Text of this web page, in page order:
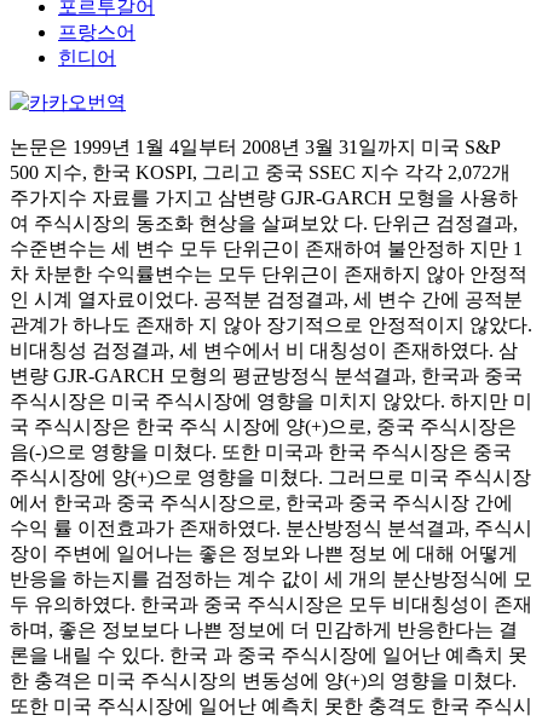
포르투갈어
프랑스어
힌디어
논문은 1999년 1월 4일부터 2008년 3월 31일까지 미국 S&P
500 지수, 한국 KOSPI, 그리고 중국 SSEC 지수 각각 2,072개
주가지수 자료를 가지고 삼변량 GJR-GARCH 모형을 사용하
여 주식시장의 동조화 현상을 살펴보았 다. 단위근 검정결과,
수준변수는 세 변수 모두 단위근이 존재하여 불안정하 지만 1
차 차분한 수익률변수는 모두 단위근이 존재하지 않아 안정적
인 시계 열자료이었다. 공적분 검정결과, 세 변수 간에 공적분
관계가 하나도 존재하 지 않아 장기적으로 안정적이지 않았다.
비대칭성 검정결과, 세 변수에서 비 대칭성이 존재하였다. 삼
변량 GJR-GARCH 모형의 평균방정식 분석결과, 한국과 중국
주식시장은 미국 주식시장에 영향을 미치지 않았다. 하지만 미
국 주식시장은 한국 주식 시장에 양(+)으로, 중국 주식시장은
음(-)으로 영향을 미쳤다. 또한 미국과 한국 주식시장은 중국
주식시장에 양(+)으로 영향을 미쳤다. 그러므로 미국 주식시장
에서 한국과 중국 주식시장으로, 한국과 중국 주식시장 간에
수익 률 이전효과가 존재하였다. 분산방정식 분석결과, 주식시
장이 주변에 일어나는 좋은 정보와 나쁜 정보 에 대해 어떻게
반응을 하는지를 검정하는 계수 값이 세 개의 분산방정식에 모
두 유의하였다. 한국과 중국 주식시장은 모두 비대칭성이 존재
하며, 좋은 정보보다 나쁜 정보에 더 민감하게 반응한다는 결
론을 내릴 수 있다. 한국 과 중국 주식시장에 일어난 예측치 못
한 충격은 미국 주식시장의 변동성에 양(+)의 영향을 미쳤다.
또한 미국 주식시장에 일어난 예측치 못한 충격도 한국 주식시